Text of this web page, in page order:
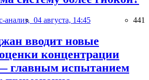
анализ, 04 августа, 14:45 441
вводит новые
концентрации
главным испытанием